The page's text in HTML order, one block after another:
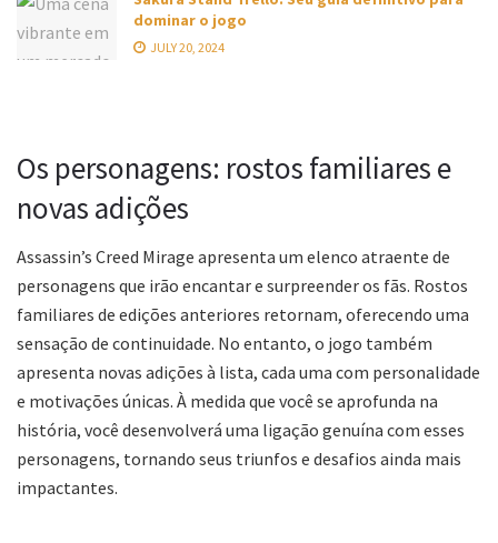
dominar o jogo
JULY 20, 2024
Os personagens: rostos familiares e
novas adições
Assassin’s Creed Mirage apresenta um elenco atraente de
personagens que irão encantar e surpreender os fãs. Rostos
familiares de edições anteriores retornam, oferecendo uma
sensação de continuidade. No entanto, o jogo também
apresenta novas adições à lista, cada uma com personalidade
e motivações únicas. À medida que você se aprofunda na
história, você desenvolverá uma ligação genuína com esses
personagens, tornando seus triunfos e desafios ainda mais
impactantes.